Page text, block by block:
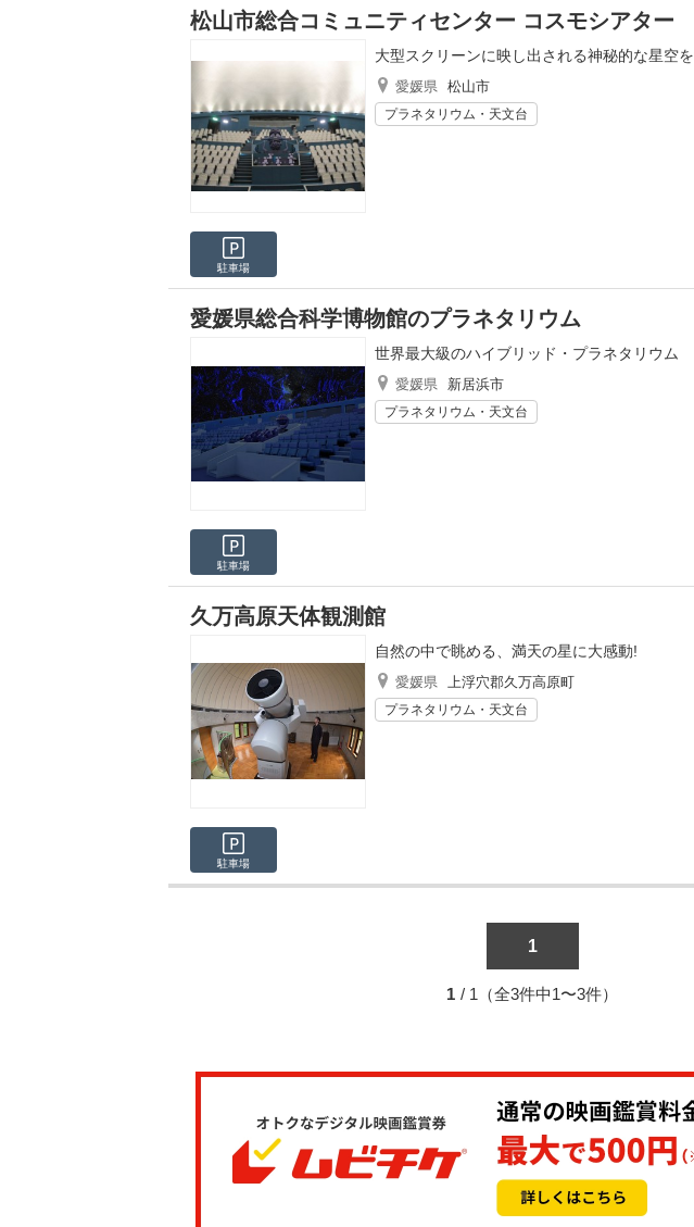
松山市総合コミュニティセンター コスモシアター
大型スクリーンに映し出される神秘的な星空
愛媛県 松山市
プラネタリウム・天文台
駐車場
愛媛県総合科学博物館のプラネタリウム
世界最大級のハイブリッド・プラネタリウム
愛媛県 新居浜市
プラネタリウム・天文台
駐車場
久万高原天体観測館
自然の中で眺める、満天の星に大感動!
愛媛県 上浮穴郡久万高原町
プラネタリウム・天文台
駐車場
1
1 / 1（全3件中1〜3件）